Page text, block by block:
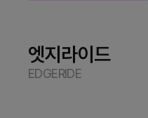
엣지라이드
EDGERIDE